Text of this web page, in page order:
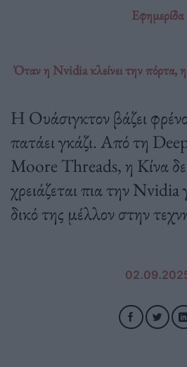
Εφημερίδα
Όταν η Nvidia κλείνει την πόρτα, η
Η Ουάσιγκτον βάζει
πατάει γκάζι. Από τη
Moore Threads, η Κίνα
χρειάζεται πια την Nvidia
δικό της μέλλον στην